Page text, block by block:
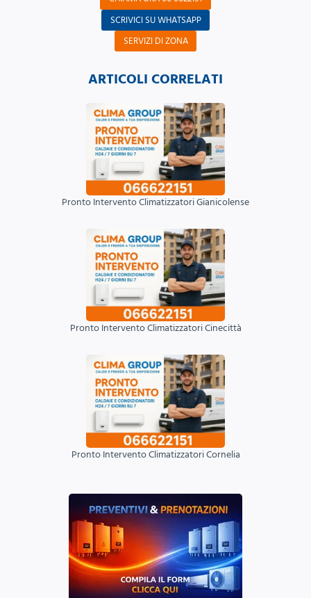
SCRIVICI SU WHATSAPP
SERVIZI DI ZONA
ARTICOLI CORRELATI
Pronto Intervento Climatizzatori Gianicolense
Pronto Intervento Climatizzatori Cinecittà
Pronto Intervento Climatizzatori Cornelia